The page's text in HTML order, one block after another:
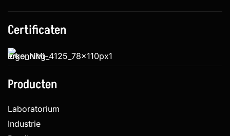
Certificaten
Producten
Laboratorium
Industrie